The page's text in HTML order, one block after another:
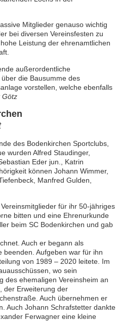
Mitglieder genauso wichtig
bei diversen Vereinsfesten zu
Leistung der ehrenamtlichen
außerordentliche
die Bausumme des
vorstellen, welche ebenfalls
Götz
des Bodenkirchen Sportclubs,
wurden Alfred Staudinger,
Eder jun., Katrin
können Johann Wimmer,
Manfred Gulden,
für ihr 50-jähriges
bitten und eine Ehrenurkunde
beim SC Bodenkirchen und gab
Auch er begann als
beenden. Aufgeben war für ihn
von 1989 – 2020 leitete. Im
wo sein
des ehemaligen Vereinsheim an
der Erweiterung der
Auch übernehmen er
Auch Johann Schrafstetter dankte
Ferwagner eine kleine